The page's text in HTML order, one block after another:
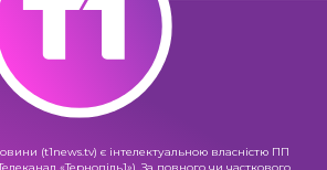
(t1news.tv) є інтелектуальною власністю ПП
«Тернопіль1»). За повного чи часткового